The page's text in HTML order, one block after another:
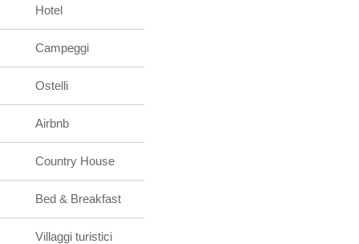
Hotel
Campeggi
Ostelli
Airbnb
Country House
Bed & Breakfast
Villaggi turistici